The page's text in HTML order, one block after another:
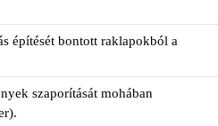
építését bontott raklapokból a
szaporítását mohában